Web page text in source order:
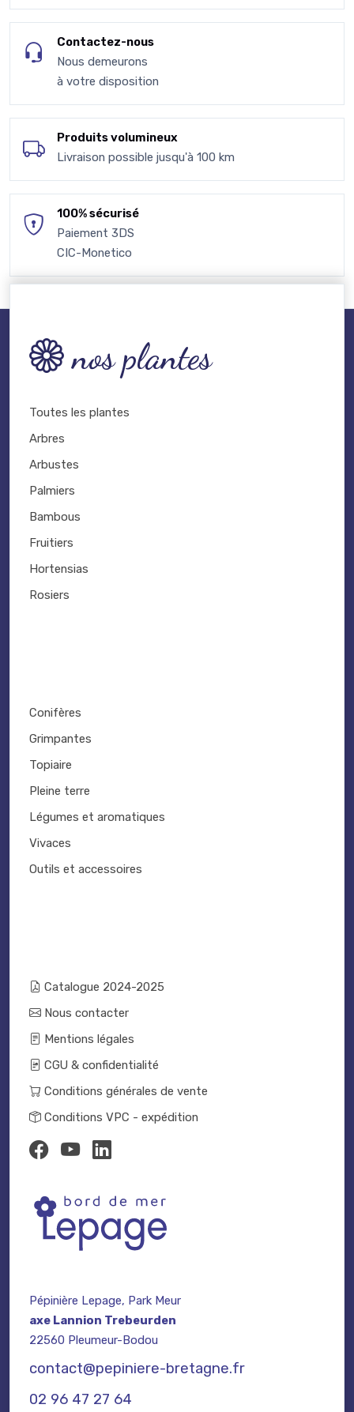
Contactez-nous
Nous demeurons
à votre disposition
Produits volumineux
Livraison possible jusqu'à 100 km
100% sécurisé
Paiement 3DS
CIC-Monetico
nos plantes
Toutes les plantes
Arbres
Arbustes
Palmiers
Bambous
Fruitiers
Hortensias
Rosiers
Conifères
Grimpantes
Topiaire
Pleine terre
Légumes et aromatiques
Vivaces
Outils et accessoires
Catalogue 2024-2025
Nous contacter
Mentions légales
CGU & confidentialité
Conditions générales de vente
Conditions VPC - expédition
Pépinière Lepage, Park Meur
axe Lannion Trebeurden
22560 Pleumeur-Bodou
contact@pepiniere-bretagne.fr
02 96 47 27 64